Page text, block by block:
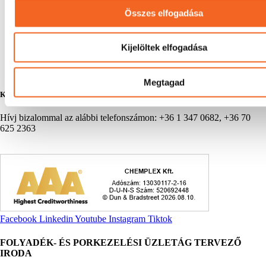
Összes elfogadása
Kijelöltek elfogadása
Megtagad
Kérdésed van?
Hívj bizalommal az alábbi telefonszámon: +36 1 347 0682, +36 70
625 2363
Facebook Linkedin Youtube Instagram Tiktok
FOLYADÉK- ÉS PORKEZELÉSI ÜZLETÁG TERVEZŐ
IRODA